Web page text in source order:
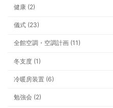
健康 (2)
儀式 (23)
全館空調・空調計画 (11)
冬支度 (1)
冷暖房装置 (6)
勉強会 (2)